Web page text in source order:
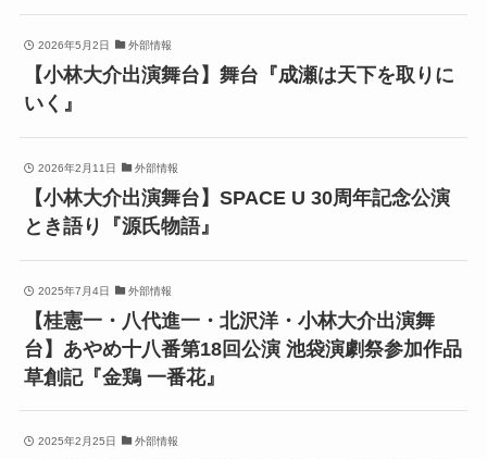
2026年5月2日 外部情報
【小林大介出演舞台】舞台『成瀬は天下を取りに
いく』
2026年2月11日 外部情報
【小林大介出演舞台】SPACE U 30周年記念公演
とき語り『源氏物語』
2025年7月4日 外部情報
【桂憲一・八代進一・北沢洋・小林大介出演舞
台】あやめ十八番第18回公演 池袋演劇祭参加作品
草創記『金鶏 一番花』
2025年2月25日 外部情報